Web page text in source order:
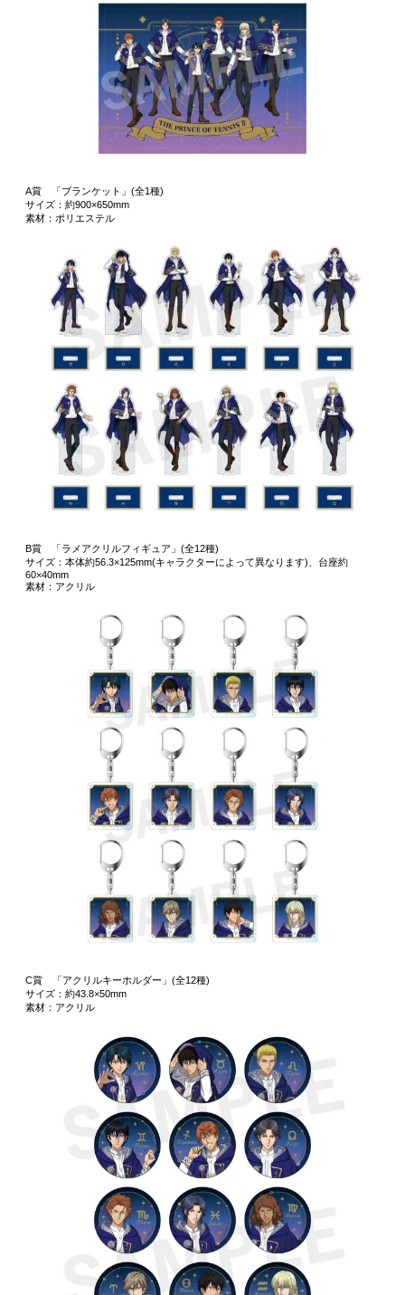
A賞 「ブランケット」(全1種)
サイズ：約900×650mm
素材：ポリエステル
B賞 「ラメアクリルフィギュア」(全12種)
サイズ：本体約56.3×125mm(キャラクターによって異なります)、台座約
60×40mm
素材：アクリル
C賞 「アクリルキーホルダー」(全12種)
サイズ：約43.8×50mm
素材：アクリル